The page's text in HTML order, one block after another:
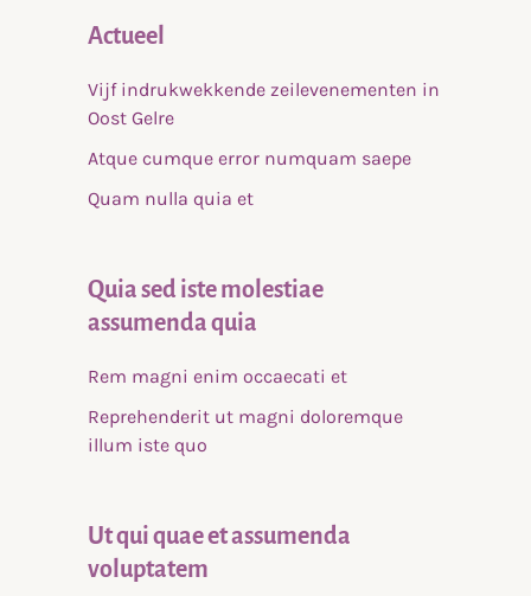
Actueel
Vijf indrukwekkende zeilevenementen in
Oost Gelre
Atque cumque error numquam saepe
Quam nulla quia et
Quia sed iste molestiae
assumenda quia
Rem magni enim occaecati et
Reprehenderit ut magni doloremque
illum iste quo
Ut qui quae et assumenda
voluptatem